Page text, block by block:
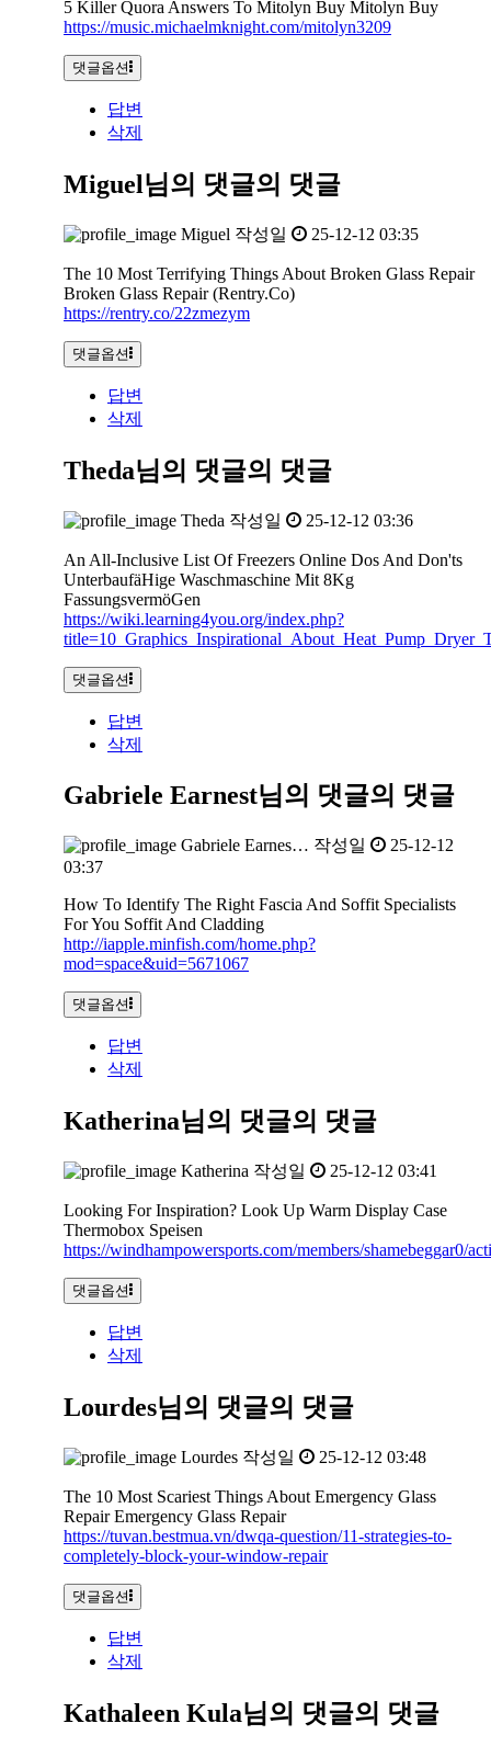
5 Killer Quora Answers To Mitolyn Buy Mitolyn Buy
https://music.michaelmknight.com/mitolyn3209
댓글옵션
답변
삭제
Miguel님의 댓글의 댓글
Miguel 작성일 25-12-12 03:35
The 10 Most Terrifying Things About Broken Glass Repair
Broken Glass Repair (Rentry.Co)
https://rentry.co/22zmezym
댓글옵션
답변
삭제
Theda님의 댓글의 댓글
Theda 작성일 25-12-12 03:36
An All-Inclusive List Of Freezers Online Dos And Don'ts
UnterbaufäHige Waschmaschine Mit 8Kg
FassungsvermöGen
https://wiki.learning4you.org/index.php?
댓글옵션
답변
삭제
Gabriele Earnest님의 댓글의 댓글
Gabriele Earnes… 작성일
25-12-12
03:37
How To Identify The Right Fascia And Soffit Specialists
For You Soffit And Cladding
http://iapple.minfish.com/home.php?
mod=space&uid=5671067
댓글옵션
답변
삭제
Katherina님의 댓글의 댓글
Katherina 작성일 25-12-12 03:41
Looking For Inspiration? Look Up Warm Display Case
Thermobox Speisen
https://windhampowersports.com/members/shamebeggar0/
댓글옵션
답변
삭제
Lourdes님의 댓글의 댓글
Lourdes 작성일 25-12-12 03:48
The 10 Most Scariest Things About Emergency Glass
Repair Emergency Glass Repair
https://tuvan.bestmua.vn/dwqa-question/11-strategies-to-
completely-block-your-window-repair
댓글옵션
답변
삭제
Kathaleen Kula님의 댓글의 댓글